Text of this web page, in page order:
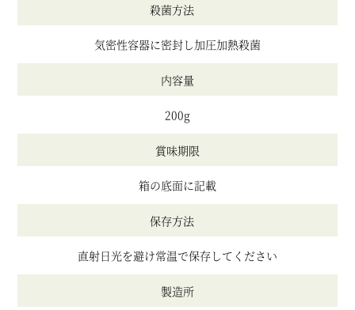
殺菌方法
気密性容器に密封し加圧加熱殺菌
内容量
200g
賞味期限
箱の底面に記載
保存方法
直射日光を避け常温で保存してください
製造所